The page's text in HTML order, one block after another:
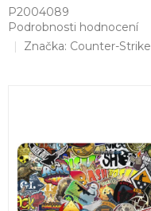
P2004089
Průměrné
hodnocení
Podrobnosti hodnocení
Značka: Counter-Strike